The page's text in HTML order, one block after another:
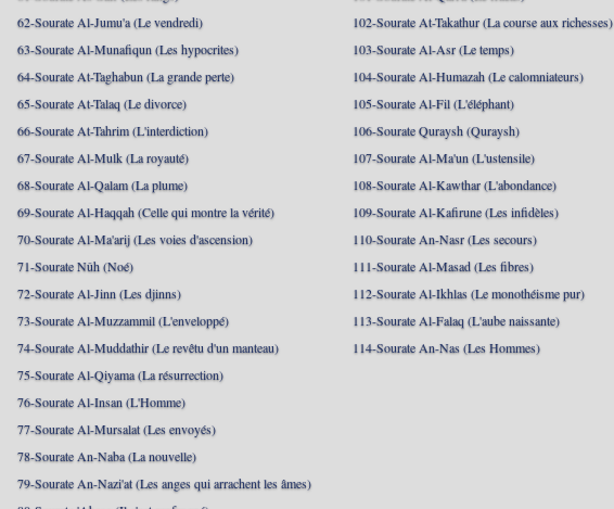
62-Sourate Al-Jumu'a (Le vendredi)
63-Sourate Al-Munafiqun (Les hypocrites)
64-Sourate At-Taghabun (La grande perte)
65-Sourate At-Talaq (Le divorce)
66-Sourate At-Tahrim (L'interdiction)
67-Sourate Al-Mulk (La royauté)
68-Sourate Al-Qalam (La plume)
69-Sourate Al-Haqqah (Celle qui montre la vérité)
70-Sourate Al-Ma'arij (Les voies d'ascension)
71-Sourate Nûh (Noé)
72-Sourate Al-Jinn (Les djinns)
73-Sourate Al-Muzzammil (L'enveloppé)
74-Sourate Al-Muddathir (Le revêtu d'un manteau)
75-Sourate Al-Qiyama (La résurrection)
76-Sourate Al-Insan (L'Homme)
77-Sourate Al-Mursalat (Les envoyés)
78-Sourate An-Naba (La nouvelle)
79-Sourate An-Nazi'at (Les anges qui arrachent les âmes)
102-Sourate At-Takathur (La course aux richesses)
103-Sourate Al-Asr (Le temps)
104-Sourate Al-Humazah (Le calomniateurs)
105-Sourate Al-Fil (L'éléphant)
106-Sourate Quraysh (Quraysh)
107-Sourate Al-Ma'un (L'ustensile)
108-Sourate Al-Kawthar (L'abondance)
109-Sourate Al-Kafirune (Les infidèles)
110-Sourate An-Nasr (Les secours)
111-Sourate Al-Masad (Les fibres)
112-Sourate Al-Ikhlas (Le monothéisme pur)
113-Sourate Al-Falaq (L'aube naissante)
114-Sourate An-Nas (Les Hommes)